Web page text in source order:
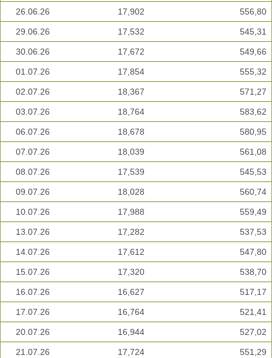
26.06.26 17,902 556,80
29.06.26 17,532 545,31
30.06.26 17,672 549,66
01.07.26 17,854 555,32
02.07.26 18,367 571,27
03.07.26 18,764 583,62
06.07.26 18,678 580,95
07.07.26 18,039 561,08
08.07.26 17,539 545,53
09.07.26 18,028 560,74
10.07.26 17,988 559,49
13.07.26 17,282 537,53
14.07.26 17,612 547,80
15.07.26 17,320 538,70
16.07.26 16,627 517,17
17.07.26 16,764 521,41
20.07.26 16,944 527,02
21.07.26 17,724 551,29